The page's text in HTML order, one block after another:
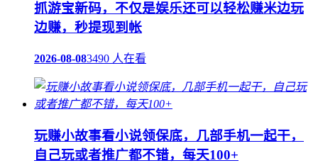
抓游宝新码，不仅是娱乐还可以轻松赚米边玩
边赚，秒提现到帐
2026-08-083490 人在看
玩赚小故事看小说领保底，几部手机一起干，
自己玩或者推广都不错，每天100+